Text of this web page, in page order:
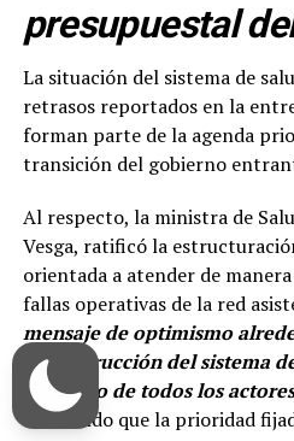
presupuestal
La situación del sistema de
retrasos reportados en la
forman parte de la agenda
transición del gobierno
Al respecto, la ministra de
Vesga, ratificó la
orientada a atender de
fallas operativas de la red
mensaje de optimismo
reconstrucción del sistema
concurso de todos los
añadiendo que la prioridad